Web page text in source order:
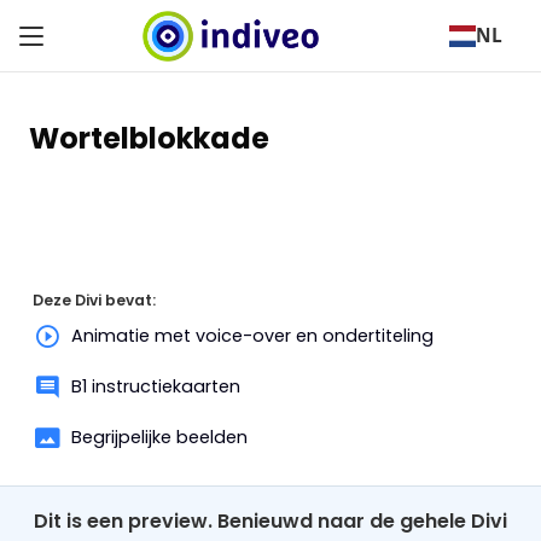
NL
Wortelblokkade
Deze Divi bevat:
Animatie met voice-over en ondertiteling
B1 instructiekaarten
Begrijpelijke beelden
Dit is een preview. Benieuwd naar de gehele Divi